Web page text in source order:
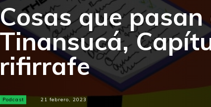
que pasan
Tinansucá,
rifirrafe
Podcast 21 febrero, 2023